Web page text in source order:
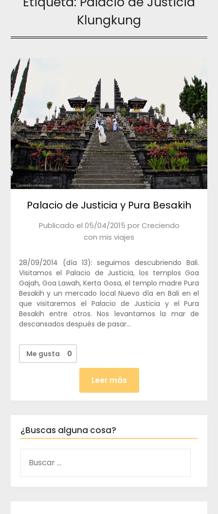
Klungkung
Palacio de Justicia y Pura Besakih
Publicado el 05/04/2015 porCreciendo
con mis viajes
28/09/2014 (día 13): seguimos descubriendo Bali.
Visitamos el Palacio de Justicia, los templos Goa
Gajah, Goa Lawah, Kerta Gosa, el templo madre Pura
Besakih y un mercado local Nuevo día en Bali en el
que visitaremos el Palacio de Justicia y el Pura
Besakih entre otros. Nos levantamos la mar de
descansados después de pasar…
Me gusta 0
Leer más
¿Buscas alguna cosa?